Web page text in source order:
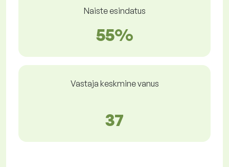
Naiste esindatus
55%
Vastaja keskmine vanus
37